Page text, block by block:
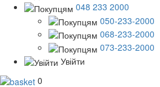
048 233 2000
050-233-2000
068-233-2000
073-233-2000
Увійти
0